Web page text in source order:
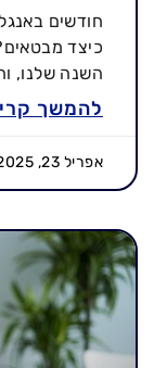
חודשים
כיצד
השנה שלנו,
להמשך
אפריל 23, 2025